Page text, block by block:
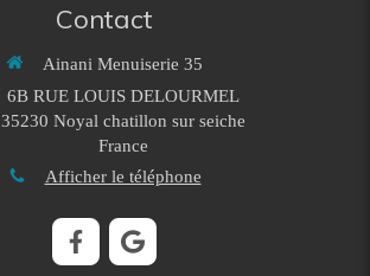
Contact
Ainani Menuiserie 35
6B RUE LOUIS DELOURMEL
35230 Noyal chatillon sur seiche
France
Afficher le téléphone